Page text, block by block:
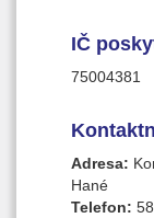
IČ
75004381
Adresa:
Hané
Telefon: